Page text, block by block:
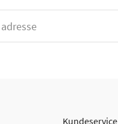
Kundeservice